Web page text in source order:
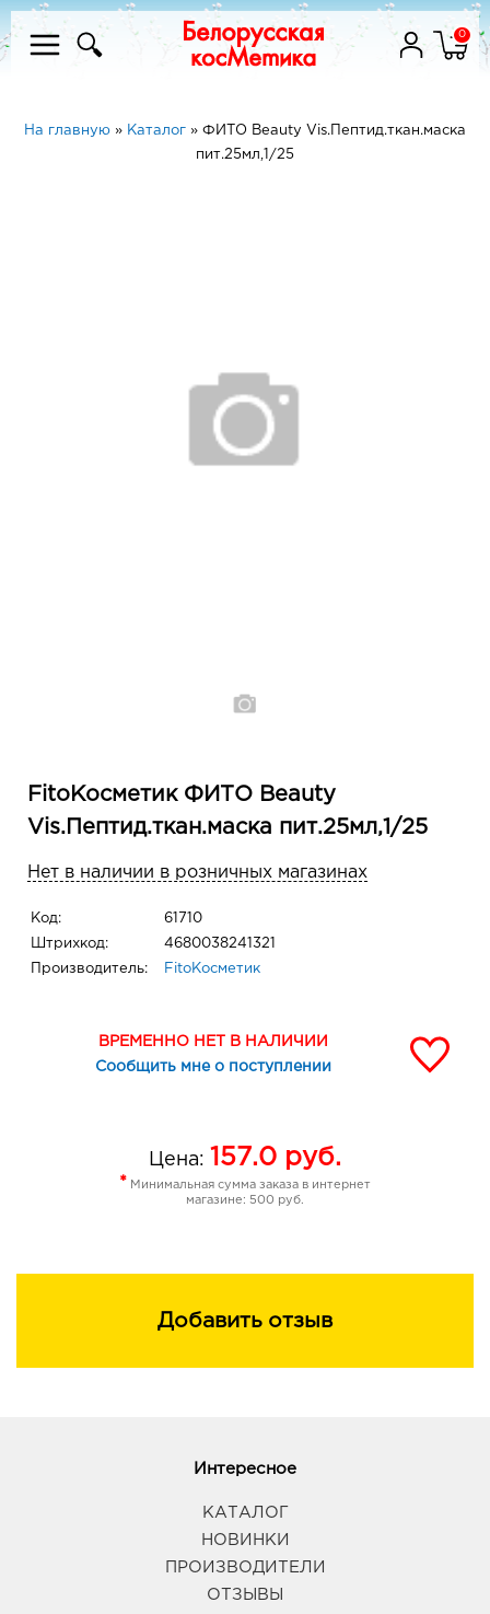
0
На главную » Каталог » ФИТО Beauty Vis.Пептид.ткан.маска
пит.25мл,1/25
FitoКосметик ФИТО Beauty
Vis.Пептид.ткан.маска пит.25мл,1/25
Нет в наличии в розничных магазинах
Код: 61710
Штрихкод: 4680038241321
Производитель: FitoКосметик
ВРЕМЕННО НЕТ В НАЛИЧИИ
Сообщить мне о поступлении
Цена: 157.0 руб.
* Минимальная сумма заказа в интернет
магазине: 500 руб.
Добавить отзыв
Интересное
КАТАЛОГ
НОВИНКИ
ПРОИЗВОДИТЕЛИ
ОТЗЫВЫ